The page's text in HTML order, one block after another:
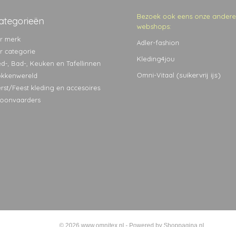
merk
categorie
, Bad-, Keuken en Tafellinnen
Feest kleding en accesoires
Bezoek ook eens onze andere
webshops:
Adler-fashion
Kleding4jou
Omni-Vitaal (suikervrij ijs)
© 2026 www.omnitex.nl - Powered by Shoppagina.nl